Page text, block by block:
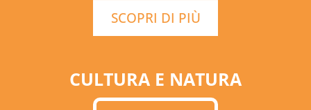
SCOPRI DI PIÙ
CULTURA E NATURA